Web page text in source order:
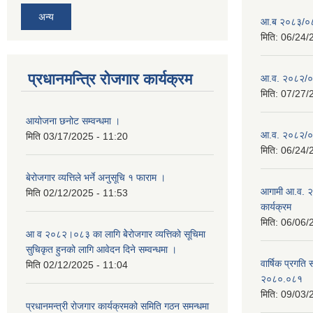
अन्य
प्रधानमन्त्रि रोजगार कार्यक्रम
आयोजना छनोट सम्वन्धमा ।
मिति 03/17/2025 - 11:20
बेरोजगार व्यत्तिले भर्ने अनुसूचि १ फाराम ।
मिति 02/12/2025 - 11:53
आ व २०८२।०८३ का लागि बेेरोजगार व्यत्तिको सूचिमा
सुचिकृत हुनको लागि आवेदन दिने सम्वन्धमा ।
मिति 02/12/2025 - 11:04
प्रधानमन्त्री रोजगार कार्यक्रमको समिति गठन समन्धमा
आ.ब २०८३/
मिति: 06/24/
आ.व. २०८२/
मिति: 07/27/
आ.व. २०८२/
मिति: 06/24/
आगामी आ.व.
कार्यक्रम
मिति: 06/06/
वार्षिक प्रगति
२०८०.०८१
मिति: 09/03/